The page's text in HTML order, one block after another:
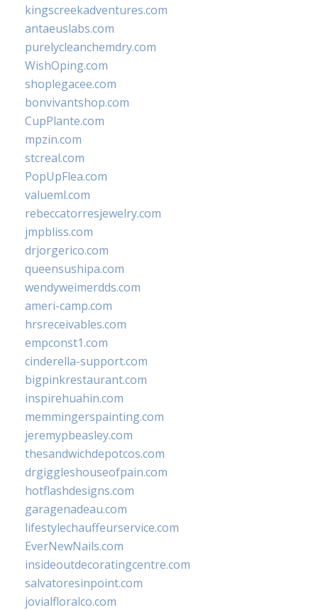
kingscreekadventures.com
antaeuslabs.com
purelycleanchemdry.com
WishOping.com
shoplegacee.com
bonvivantshop.com
CupPlante.com
mpzin.com
stcreal.com
PopUpFlea.com
valueml.com
rebeccatorresjewelry.com
jmpbliss.com
drjorgerico.com
queensushipa.com
wendyweimerdds.com
ameri-camp.com
hrsreceivables.com
empconst1.com
cinderella-support.com
bigpinkrestaurant.com
inspirehuahin.com
memmingerspainting.com
jeremypbeasley.com
thesandwichdepotcos.com
drgiggleshouseofpain.com
hotflashdesigns.com
garagenadeau.com
lifestylechauffeurservice.com
EverNewNails.com
insideoutdecoratingcentre.com
salvatoresinpoint.com
jovialfloralco.com